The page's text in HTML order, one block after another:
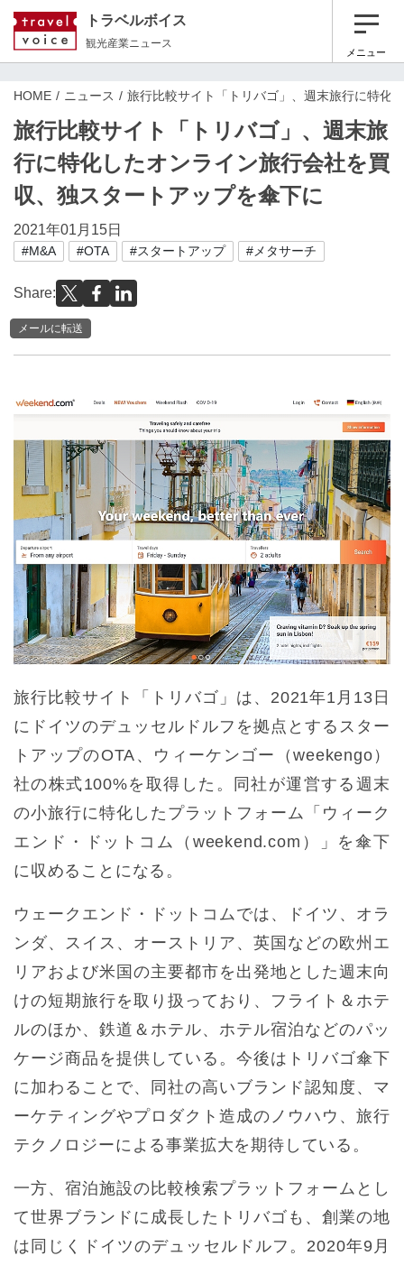
トラベルボイス
観光産業ニュース
メニュー
HOME ニュース 旅行比較サイト「トリバゴ」、週末旅行に特化
旅行比較サイト「トリバゴ」、週末旅
行に特化したオンライン旅行会社を買
収、独スタートアップを傘下に
2021年01月15日
#M&A #OTA #スタートアップ #メタサーチ
Share:
メールに転送
旅行比較サイト「トリバゴ」は、2021年1月13日
にドイツのデュッセルドルフを拠点とするスター
トアップのOTA、ウィーケンゴー（weekengo）
社の株式100%を取得した。同社が運営する週末
の小旅行に特化したプラットフォーム「ウィーク
エンド・ドットコム（weekend.com）」を傘下
に収めることになる。
ウェークエンド・ドットコムでは、ドイツ、オラ
ンダ、スイス、オーストリア、英国などの欧州エ
リアおよび米国の主要都市を出発地とした週末向
けの短期旅行を取り扱っており、フライト＆ホテ
ルのほか、鉄道＆ホテル、ホテル宿泊などのパッ
ケージ商品を提供している。今後はトリバゴ傘下
に加わることで、同社の高いブランド認知度、マ
ーケティングやプロダクト造成のノウハウ、旅行
テクノロジーによる事業拡大を期待している。
一方、宿泊施設の比較検索プラットフォームとし
て世界ブランドに成長したトリバゴも、創業の地
は同じくドイツのデュッセルドルフ。2020年9月